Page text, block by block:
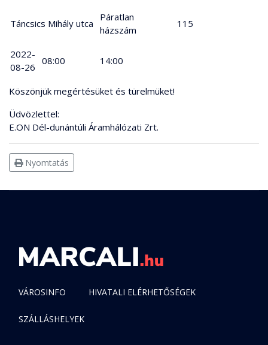
Táncsics Mihály utca
Páratlan
házszám
115
2022-
08-26
08:00 14:00
Köszönjük megértésüket és türelmüket!
Üdvözlettel:
E.ON Dél-dunántúli Áramhálózati Zrt.
Nyomtatás
VÁROSINFO HIVATALI ELÉRHETŐSÉGEK
SZÁLLÁSHELYEK